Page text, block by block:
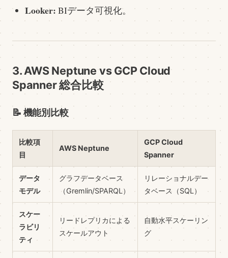
Looker: BIデータ可視化。
3. AWS Neptune vs GCP Cloud
Spanner 総合比較
📝 機能別比較
比較項
目
AWS Neptune
GCP Cloud
Spanner
データ
モデル
グラフデータベース
（Gremlin/SPARQL）
リレーショナルデー
タベース（SQL）
スケー
ラビリ
ティ
リードレプリカによる
スケールアウト
自動水平スケーリン
グ